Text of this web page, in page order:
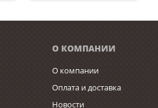
О КОМПАНИИ
О компании
Оплата и доставка
Новости